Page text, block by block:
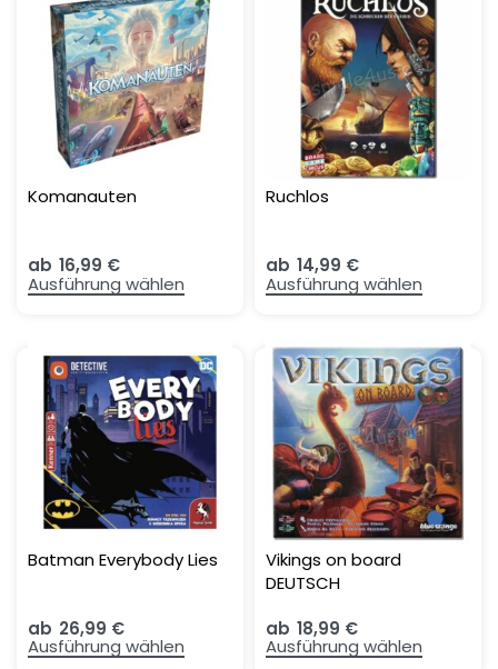
Komanauten
ab 16,99 €
Ausführung wählen
Ruchlos
ab 14,99 €
Ausführung wählen
Batman Everybody Lies
ab 26,99 €
Ausführung wählen
Vikings on board
DEUTSCH
ab 18,99 €
Ausführung wählen